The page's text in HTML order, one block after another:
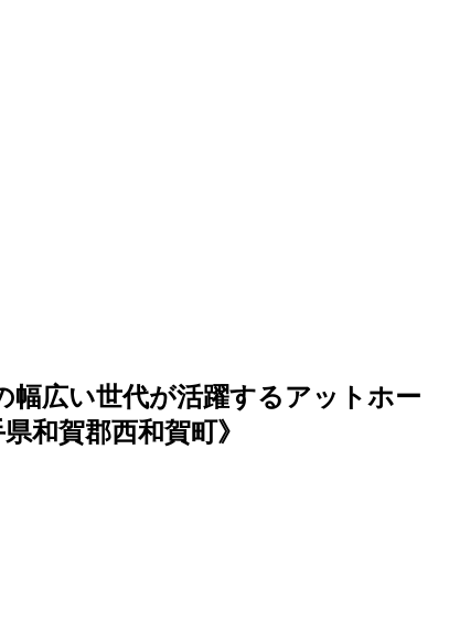
幅広い世代が活躍するアットホー
和賀郡西和賀町》